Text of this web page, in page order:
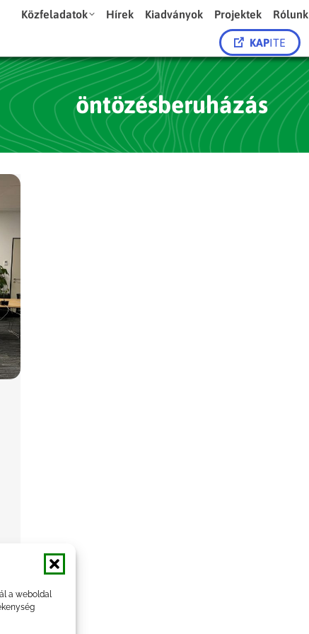
a weboldal
Közfeladatok Hírek Kiadványok Projektek Rólunk
KAPITE
öntözésberuházás